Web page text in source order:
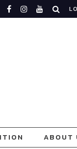
ABOUT